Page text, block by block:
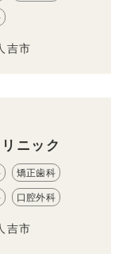
吉市
ニック
矯正歯科
口腔外科
吉市